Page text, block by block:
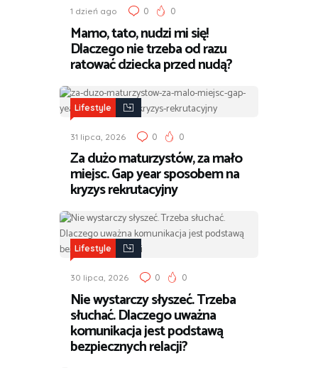
1 dzień ago 0 0
Mamo, tato, nudzi mi się!
Dlaczego nie trzeba od razu
ratować dziecka przed nudą?
Lifestyle
31 lipca, 2026 0 0
Za dużo maturzystów, za mało
miejsc. Gap year sposobem na
kryzys rekrutacyjny
Lifestyle
30 lipca, 2026 0 0
Nie wystarczy słyszeć. Trzeba
słuchać. Dlaczego uważna
komunikacja jest podstawą
bezpiecznych relacji?